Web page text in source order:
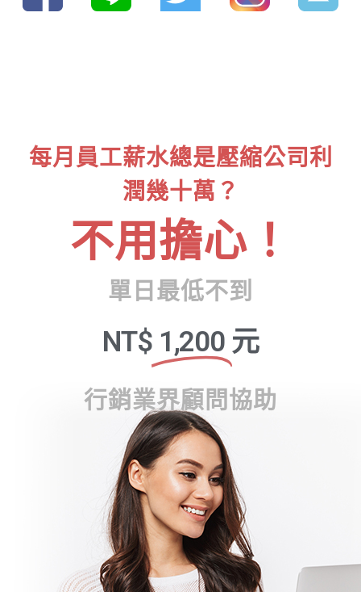
每月員工薪水總是壓縮公司利
潤幾十萬？
不用擔心！
單日最低不到
NT$ 1,200 元
行銷業界顧問協助